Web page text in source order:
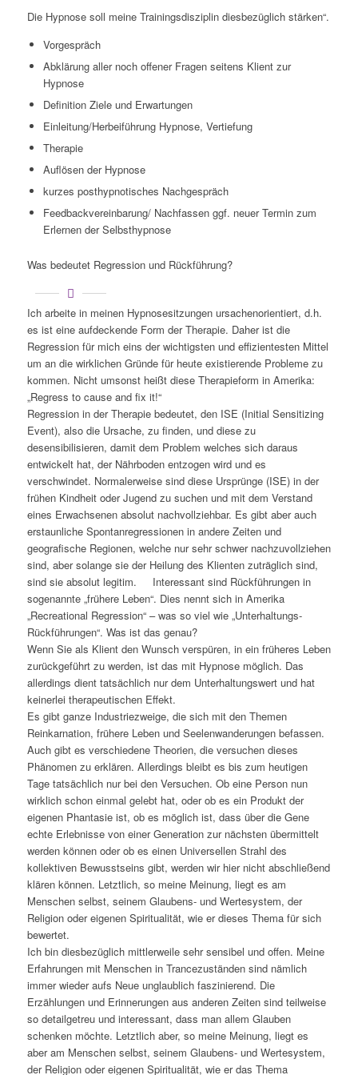
Die Hypnose soll meine Trainingsdisziplin diesbezüglich stärken“.
Vorgespräch
Abklärung aller noch offener Fragen seitens Klient zur
Hypnose
Definition Ziele und Erwartungen
Einleitung/Herbeiführung Hypnose, Vertiefung
Therapie
Auflösen der Hypnose
kurzes posthypnotisches Nachgespräch
Feedbackvereinbarung/ Nachfassen ggf. neuer Termin zum
Erlernen der Selbsthypnose
Was bedeutet Regression und Rückführung?
Ich arbeite in meinen Hypnosesitzungen ursachenorientiert, d.h.
es ist eine aufdeckende Form der Therapie. Daher ist die
Regression für mich eins der wichtigsten und effizientesten Mittel
um an die wirklichen Gründe für heute existierende Probleme zu
kommen. Nicht umsonst heißt diese Therapieform in Amerika:
„Regress to cause and fix it!“
Regression in der Therapie bedeutet, den ISE (Initial Sensitizing
Event), also die Ursache, zu finden, und diese zu
desensibilisieren, damit dem Problem welches sich daraus
entwickelt hat, der Nährboden entzogen wird und es
verschwindet. Normalerweise sind diese Ursprünge (ISE) in der
frühen Kindheit oder Jugend zu suchen und mit dem Verstand
eines Erwachsenen absolut nachvollziehbar. Es gibt aber auch
erstaunliche Spontanregressionen in andere Zeiten und
geografische Regionen, welche nur sehr schwer nachzuvollziehen
sind, aber solange sie der Heilung des Klienten zuträglich sind,
sind sie absolut legitim. Interessant sind Rückführungen in
sogenannte „frühere Leben“. Dies nennt sich in Amerika
„Recreational Regression“ – was so viel wie „Unterhaltungs-
Rückführungen“. Was ist das genau?
Wenn Sie als Klient den Wunsch verspüren, in ein früheres Leben
zurückgeführt zu werden, ist das mit Hypnose möglich. Das
allerdings dient tatsächlich nur dem Unterhaltungswert und hat
keinerlei therapeutischen Effekt.
Es gibt ganze Industriezweige, die sich mit den Themen
Reinkarnation, frühere Leben und Seelenwanderungen befassen.
Auch gibt es verschiedene Theorien, die versuchen dieses
Phänomen zu erklären. Allerdings bleibt es bis zum heutigen
Tage tatsächlich nur bei den Versuchen. Ob eine Person nun
wirklich schon einmal gelebt hat, oder ob es ein Produkt der
eigenen Phantasie ist, ob es möglich ist, dass über die Gene
echte Erlebnisse von einer Generation zur nächsten übermittelt
werden können oder ob es einen Universellen Strahl des
kollektiven Bewusstseins gibt, werden wir hier nicht abschließend
klären können. Letztlich, so meine Meinung, liegt es am
Menschen selbst, seinem Glaubens- und Wertesystem, der
Religion oder eigenen Spiritualität, wie er dieses Thema für sich
bewertet.
Ich bin diesbezüglich mittlerweile sehr sensibel und offen. Meine
Erfahrungen mit Menschen in Trancezuständen sind nämlich
immer wieder aufs Neue unglaublich faszinierend. Die
Erzählungen und Erinnerungen aus anderen Zeiten sind teilweise
so detailgetreu und interessant, dass man allem Glauben
schenken möchte. Letztlich aber, so meine Meinung, liegt es
aber am Menschen selbst, seinem Glaubens- und Wertesystem,
der Religion oder eigenen Spiritualität, wie er das Thema